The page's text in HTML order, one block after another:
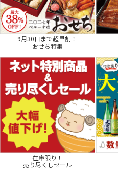
9月30日まで超早割！
おせち特集
在庫限り！
売り尽くしセール